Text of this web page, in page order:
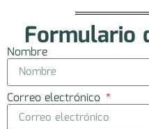
Formulario
Nombre
Correo electrónico